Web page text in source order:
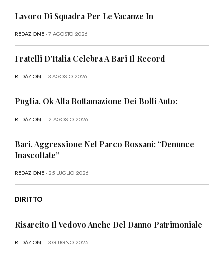
Lavoro Di Squadra Per Le Vacanze In
REDAZIONE- 7 AGOSTO 2026
Fratelli D’Italia Celebra A Bari Il Record
REDAZIONE- 3 AGOSTO 2026
Puglia, Ok Alla Rottamazione Dei Bolli Auto:
REDAZIONE- 2 AGOSTO 2026
Bari, Aggressione Nel Parco Rossani: “Denunce
Inascoltate”
REDAZIONE- 25 LUGLIO 2026
DIRITTO
Risarcito Il Vedovo Anche Del Danno Patrimoniale
REDAZIONE- 3 GIUGNO 2025